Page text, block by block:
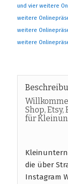
und vier weitere
weitere
weitere
weitere
Shop,
für
die über
Instagram